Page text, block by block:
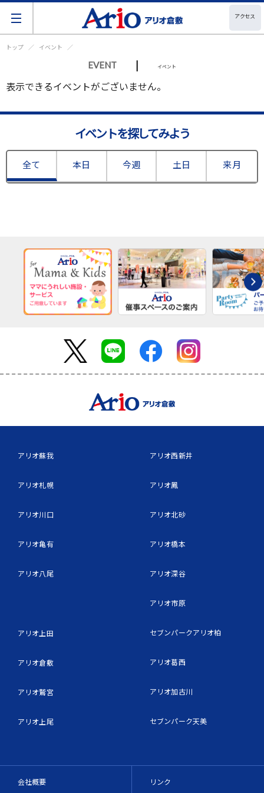
アクセス
トップ イベント
EVENT | イベント
表示できるイベントがございません。
イベントを探してみよう
全て 本日 今週 土日 来月
アリオ蘇我
アリオ札幌
アリオ川口
アリオ亀有
アリオ八尾
アリオ上田
アリオ倉敷
アリオ鷲宮
アリオ上尾
アリオ西新井
アリオ鳳
アリオ北砂
アリオ橋本
アリオ深谷
アリオ市原
セブンパークアリオ柏
アリオ葛西
アリオ加古川
セブンパーク天美
会社概要 リンク